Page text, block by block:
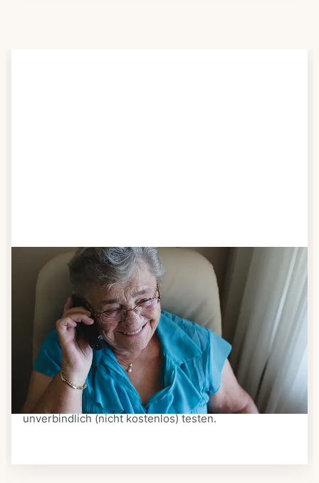
Schritt 3
Bestellen & liefern lassen
Suchen Sie sich aus dem Speiseplan Ihres Anbieters
aus, was Ihnen schmeckt. Bestellen Sie telefonisch,
schriftlich oder im Online-Shop Ihres Anbieters.
Ein Kurier liefert Ihnen das bestellte Essen zum
vereinbarten Zeitpunkt nach Hause. Bei vielen
Anbietern können Sie Essen auf Rädern auch
unverbindlich (nicht kostenlos) testen.